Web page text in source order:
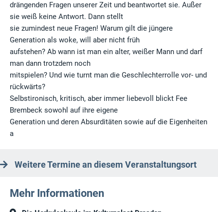
drängenden Fragen unserer Zeit und beantwortet sie. Außer
sie weiß keine Antwort. Dann stellt
sie zumindest neue Fragen! Warum gilt die jüngere
Generation als woke, will aber nicht früh
aufstehen? Ab wann ist man ein alter, weißer Mann und darf
man dann trotzdem noch
mitspielen? Und wie turnt man die Geschlechterrolle vor- und
rückwärts?
Selbstironisch, kritisch, aber immer liebevoll blickt Fee
Brembeck sowohl auf ihre eigene
Generation und deren Absurditäten sowie auf die Eigenheiten
a
Weitere Termine an diesem Veranstaltungsort
Mehr Informationen